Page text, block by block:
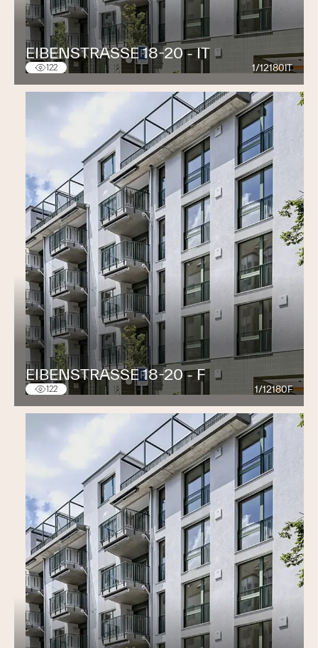
EIBENSTRASSE 18-20 - IT
122 1/12180IT
EIBENSTRASSE 18-20 - F
122 1/12180F